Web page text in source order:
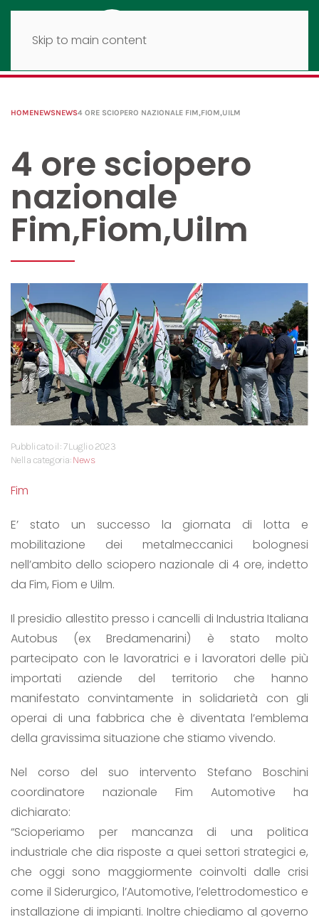
Skip to main content
HOMENEWSNEWS4 ORE SCIOPERO NAZIONALE FIM,FIOM,UILM
4 ore sciopero
nazionale
Fim,Fiom,Uilm
Pubblicato il: 7 Luglio 2023
Nella categoria:News
Fim
E’ stato un successo la giornata di lotta e
mobilitazione dei metalmeccanici bolognesi
nell’ambito dello sciopero nazionale di 4 ore, indetto
da Fim, Fiom e Uilm.
Il presidio allestito presso i cancelli di Industria Italiana
Autobus (ex Bredamenarini) è stato molto
partecipato con le lavoratrici e i lavoratori delle più
importati aziende del territorio che hanno
manifestato convintamente in solidarietà con gli
operai di una fabbrica che è diventata l’emblema
della gravissima situazione che stiamo vivendo.
Nel corso del suo intervento Stefano Boschini
coordinatore nazionale Fim Automotive ha
dichiarato:
“Scioperiamo per mancanza di una politica
industriale che dia risposte a quei settori strategici e,
che oggi sono maggiormente coinvolti dalle crisi
come il Siderurgico, l’Automotive, l’elettrodomestico e
installazione di impianti. Inoltre chiediamo al governo